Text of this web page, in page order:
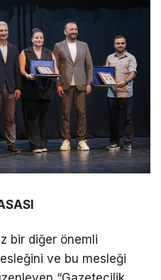
bir diğer önemli
ve bu mesleği